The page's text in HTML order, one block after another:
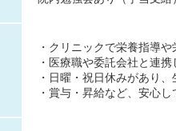
・クリニックで栄養指導
・医療職や委託会社と連
・日曜・祝日休みがあり
・賞与・昇給など、安心